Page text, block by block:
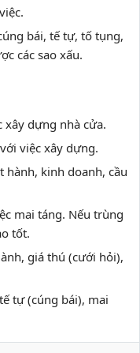
bái, tế tự, tố tụng,
các sao xấu.
xây dựng nhà cửa.
việc xây dựng.
hành, kinh doanh, cầu
mai táng. Nếu trùng
tốt.
giá thú (cưới hỏi),
tự (cúng bái), mai